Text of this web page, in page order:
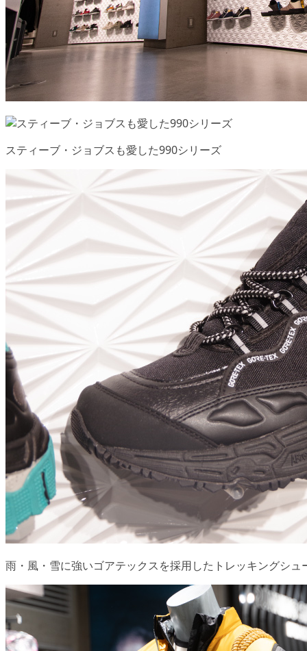
スティーブ・ジョブスも愛した990シリーズ
雨・風・雪に強いゴアテックスを採用したトレッキングシュ